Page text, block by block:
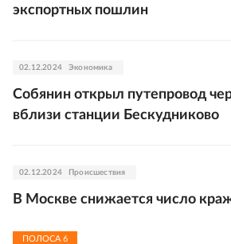
экспортных пошлин
02.12.2024 Экономика
Собянин открыл путепровод
вблизи станции Бескудниково
02.12.2024 Происшествия
В Москве снижается число
ПОЛОСА 6